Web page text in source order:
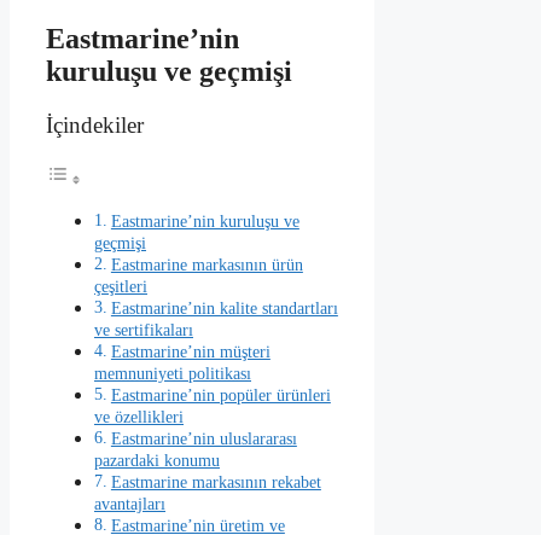
Eastmarine’nin
kuruluşu ve geçmişi
İçindekiler
Eastmarine’nin kuruluşu ve
geçmişi
Eastmarine markasının ürün
çeşitleri
Eastmarine’nin kalite standartları
ve sertifikaları
Eastmarine’nin müşteri
memnuniyeti politikası
Eastmarine’nin popüler ürünleri
ve özellikleri
Eastmarine’nin uluslararası
pazardaki konumu
Eastmarine markasının rekabet
avantajları
Eastmarine’nin üretim ve